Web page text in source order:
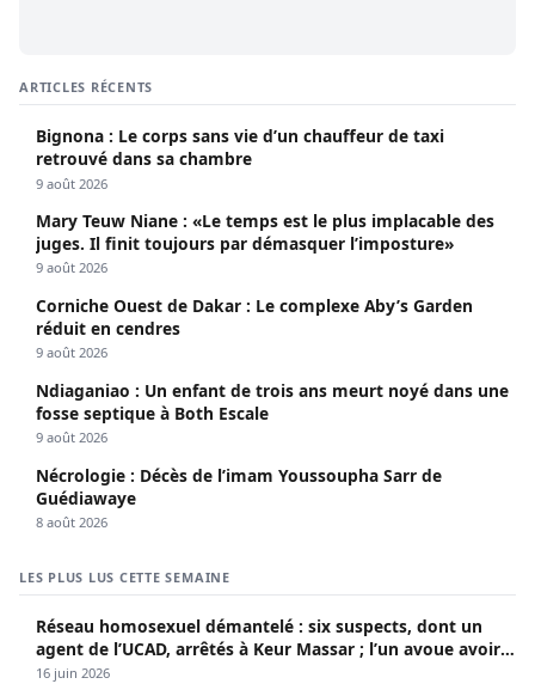
ARTICLES RÉCENTS
Bignona : Le corps sans vie d’un chauffeur de taxi
retrouvé dans sa chambre
9 août 2026
Mary Teuw Niane : «Le temps est le plus implacable des
juges. Il finit toujours par démasquer l’imposture»
9 août 2026
Corniche Ouest de Dakar : Le complexe Aby’s Garden
réduit en cendres
9 août 2026
Ndiaganiao : Un enfant de trois ans meurt noyé dans une
fosse septique à Both Escale
9 août 2026
Nécrologie : Décès de l’imam Youssoupha Sarr de
Guédiawaye
8 août 2026
LES PLUS LUS CETTE SEMAINE
Réseau homosexuel démantelé : six suspects, dont un
agent de l’UCAD, arrêtés à Keur Massar ; l’un avoue avoir
propagé le VIH depuis 2018
16 juin 2026